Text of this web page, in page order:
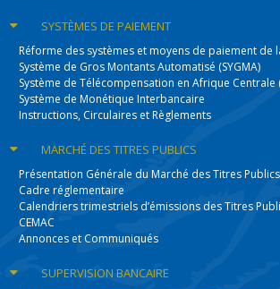
SYSTÈMESDE PAIEMENT
Réforme des systèmes et moyens de paiement de
Système de Gros Montants Automatisé (SYGMA)
Système de Télécompensation en Afrique Centrale
Système de Monétique Interbancaire
Instructions, Circulaires et Règlements
MARCHÉ DESTITRES PUBLICS
Présentation Générale du Marché des Titres Publics
Cadre réglementaire
Calendriers trimestriels d’émissions des Titres
CEMAC
Annonces et Communiqués
SUPERVISIONBANCAIRE